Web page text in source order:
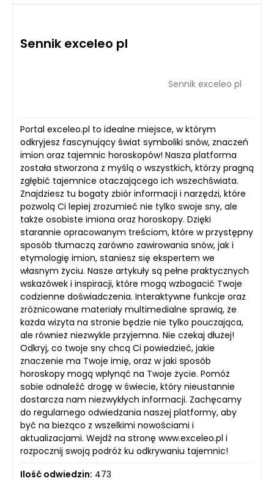
Sennik exceleo pl
Sennik exceleo pl
Portal exceleo.pl to idealne miejsce, w którym
odkryjesz fascynujący świat symboliki snów, znaczeń
imion oraz tajemnic horoskopów! Nasza platforma
została stworzona z myślą o wszystkich, którzy pragną
zgłębić tajemnice otaczającego ich wszechświata.
Znajdziesz tu bogaty zbiór informacji i narzędzi, które
pozwolą Ci lepiej zrozumieć nie tylko swoje sny, ale
także osobiste imiona oraz horoskopy. Dzięki
starannie opracowanym treściom, które w przystępny
sposób tłumaczą zarówno zawirowania snów, jak i
etymologię imion, staniesz się ekspertem we
własnym życiu. Nasze artykuły są pełne praktycznych
wskazówek i inspiracji, które mogą wzbogacić Twoje
codzienne doświadczenia. Interaktywne funkcje oraz
zróżnicowane materiały multimedialne sprawią, że
każda wizyta na stronie będzie nie tylko pouczająca,
ale również niezwykle przyjemna. Nie czekaj dłużej!
Odkryj, co twoje sny chcą Ci powiedzieć, jakie
znaczenie ma Twoje imię, oraz w jaki sposób
horoskopy mogą wpłynąć na Twoje życie. Pomóż
sobie odnaleźć drogę w świecie, który nieustannie
dostarcza nam niezwykłych informacji. Zachęcamy
do regularnego odwiedzania naszej platformy, aby
być na bieżąco z wszelkimi nowościami i
aktualizacjami. Wejdź na stronę www.exceleo.pl i
rozpocznij swoją podróż ku odkrywaniu tajemnic!
Ilość odwiedzin: 473